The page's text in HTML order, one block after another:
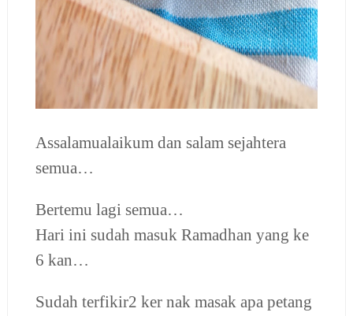
Assalamualaikum dan salam sejahtera
semua…
Bertemu lagi semua…
Hari ini sudah masuk Ramadhan yang ke
6 kan…
Sudah terfikir2 ker nak masak apa petang